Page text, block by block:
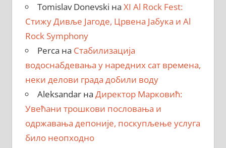
Tomislav Donevski на XI Al Rock Fest:
Стижу Дивље Јагоде, Црвена Јабука и Al
Rock Symphony
Perca на Стабилизација
водоснабдевања у наредних сат времена,
неки делови града добили воду
Aleksandarна Директор Марковић:
Увећани трошкови пословања и
одржавања депоније, поскупљење услуга
било неопходно